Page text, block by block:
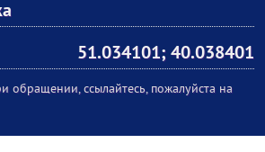
51.034101; 40.038401
обращении, ссылайтесь, пожалуйста на